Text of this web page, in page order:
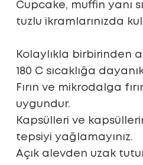
Cupcake, muffin yanı
tuzlu ikramlarınızda
Kolaylıkla birbirinden
180 C sıcaklığa
Fırın ve mikrodalga
uygundur.
Kapsülleri ve
tepsiyi yağlamayınız.
Açık alevden uzak